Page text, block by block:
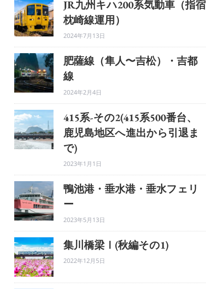
JR九州キハ200系気動車（指宿
枕崎線運用）
2024年7月13日
肥薩線（隼人〜吉松）・吉都
線
2024年2月4日
415系-その2(415系500番台、
鹿児島地区へ進出から引退ま
で)
2023年1月1日
鴨池港・垂水港・垂水フェリ
ー
2023年5月13日
集川橋梁Ⅰ(秋編その1)
2022年12月5日